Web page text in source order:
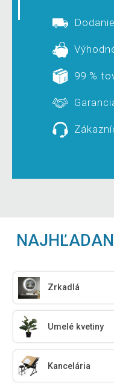
99 %
Zrkadlá
Umelé kvetiny
Kancelária